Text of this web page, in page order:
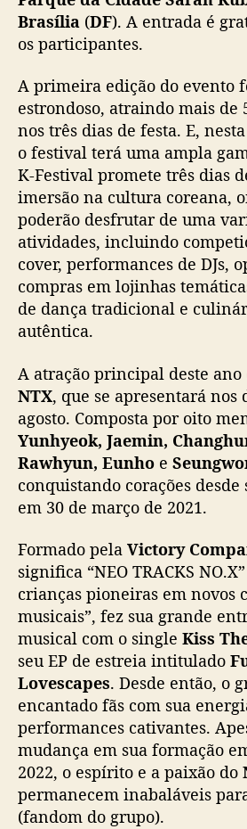
Brasília (DF). A entrada é
os participantes.
A primeira edição do evento
estrondoso, atraindo mais de
nos três dias de festa. E,
o festival terá uma ampla
K-Festival promete três dias
imersão na cultura coreana,
poderão desfrutar de uma
atividades, incluindo
cover, performances de DJs,
compras em lojinhas
de dança tradicional e
autêntica.
A atração principal deste ano
NTX, que se apresentará nos
agosto. Composta por oito
Yunhyeok, Jaemin,
Rawhyun, Eunho e
conquistando corações
em 30 de março de 2021.
Formado pela Victory
significa “NEO TRACKS
crianças pioneiras em novos
musicais”, fez sua grande
musical com o single Kiss
seu EP de estreia intitulado
Lovescapes. Desde então, o
encantado fãs com sua
performances cativantes.
mudança em sua formação
2022, o espírito e a paixão do
permanecem inabaláveis
(fandom do grupo).